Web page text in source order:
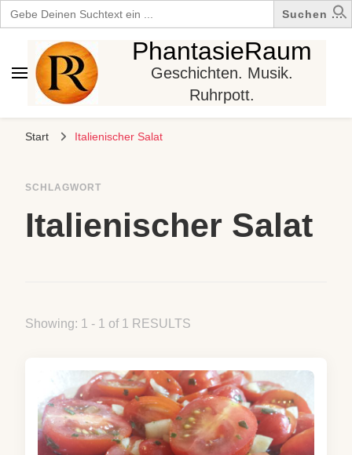
Search
for:
PhantasieRaum
Geschichten. Musik.
Ruhrpott.
Start Italienischer Salat
SCHLAGWORT
Italienischer Salat
Showing: 1 - 1 of 1 RESULTS